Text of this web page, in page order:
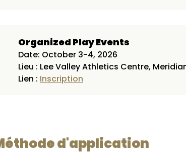
Organized Play Events
Date: October 3-4, 2026
Lieu : Lee Valley Athletics Centre,
Lien : Inscription
d'application